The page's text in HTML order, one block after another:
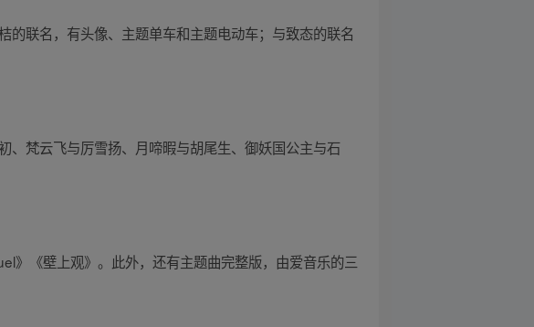
联名，有头像、主题单车和主题电动车；与致态的联名
、梵云飞与厉雪扬、月啼暇与胡尾生、御妖国公主与石
》《壁上观》。此外，还有主题曲完整版，由爱音乐的三